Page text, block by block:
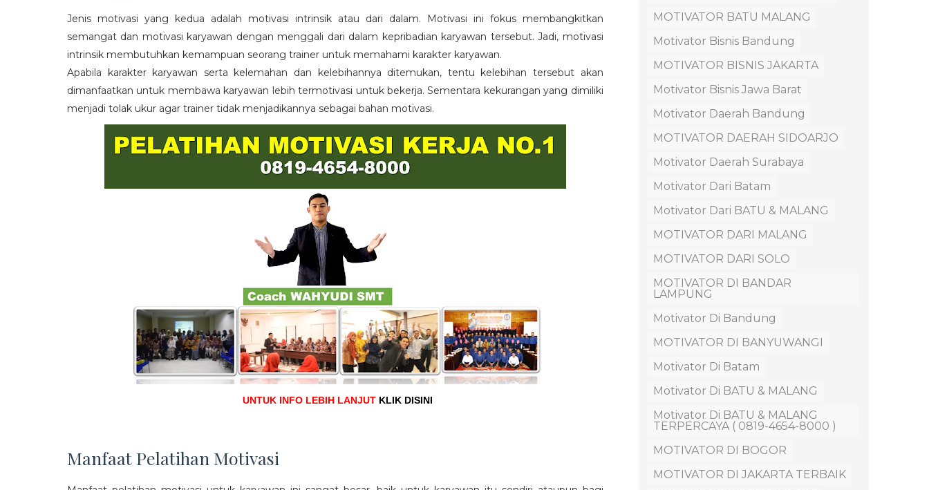
Jenis motivasi yang kedua adalah motivasi intrinsik atau dari dalam. Motivasi ini fokus membangkitkan
semangat dan motivasi karyawan dengan menggali dari dalam kepribadian karyawan tersebut. Jadi, motivasi
intrinsik membutuhkan kemampuan seorang trainer untuk memahami karakter karyawan.
Apabila karakter karyawan serta kelemahan dan kelebihannya ditemukan, tentu kelebihan tersebut akan
dimanfaatkan untuk membawa karyawan lebih termotivasi untuk bekerja. Sementara kekurangan yang dimiliki
menjadi tolak ukur agar trainer tidak menjadikannya sebagai bahan motivasi.
UNTUK INFO LEBIH LANJUT KLIK DISINI
Manfaat Pelatihan Motivasi
MOTIVATOR BATU MALANG
Motivator Bisnis Bandung
MOTIVATOR BISNIS JAKARTA
Motivator Bisnis Jawa Barat
Motivator Daerah Bandung
MOTIVATOR DAERAH SIDOARJO
Motivator Daerah Surabaya
Motivator Dari Batam
Motivator Dari BATU & MALANG
MOTIVATOR DARI MALANG
MOTIVATOR DARI SOLO
MOTIVATOR DI BANDAR
LAMPUNG
Motivator Di Bandung
MOTIVATOR DI BANYUWANGI
Motivator Di Batam
Motivator Di BATU & MALANG
Motivator Di BATU & MALANG
TERPERCAYA ( 0819-4654-8000 )
MOTIVATOR DI BOGOR
MOTIVATOR DI JAKARTA TERBAIK